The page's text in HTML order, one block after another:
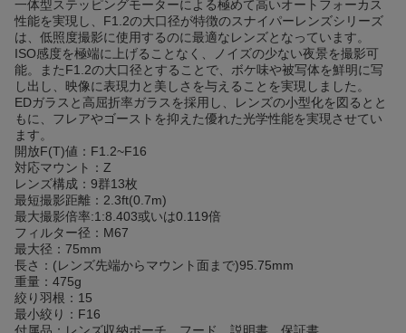
一体型ステッピングモーターによる極めて高いオートフォーカス
性能を実現し、F1.2の大口径が特徴のスナイパーレンズシリーズ
は、低照度撮影に使用するのに最適なレンズとなっています。
ISO感度を極端に上げることなく、ノイズの少ない夜景を撮影可
能。またF1.2の大口径とすることで、ボケ味や被写体を鮮明に写
し出し、映像に表現力と美しさを与えることを実現しました。
EDガラスと高屈折率ガラスを採用し、レンズの小型化を図るとと
もに、フレアやゴーストを抑えた優れた光学性能を実現させてい
ます。
開放F(T)値：F1.2~F16
対応マウント：Z
レンズ構成：9群13枚
最短撮影距離：2.3ft(0.7m)
最大撮影倍率:1:8.403或いは0.119倍
フィルター径：M67
最大径：75mm
長さ：(レンズ先端からマウント面まで)95.75mm
重量：475g
絞り羽根：15
最小絞り：F16
付属品：レンズ収納ポーチ、フード、説明書、保証書